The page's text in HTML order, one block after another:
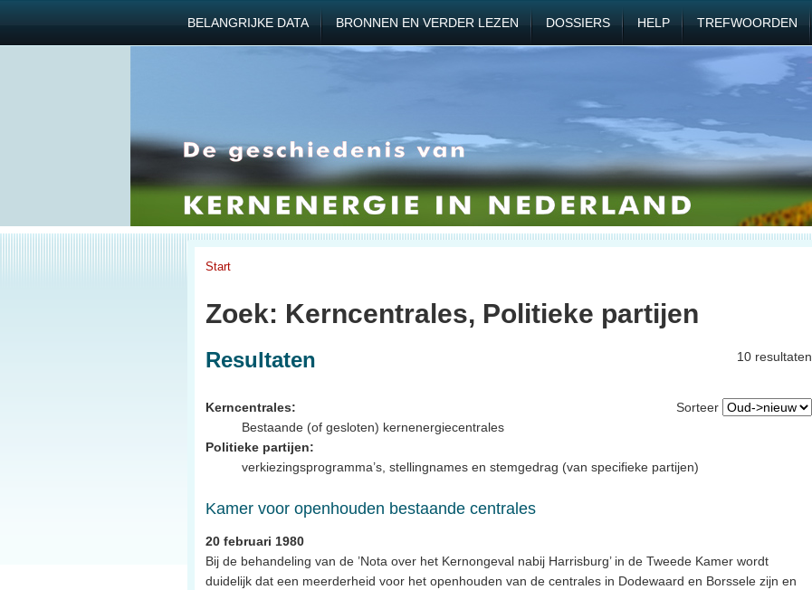
BELANGRIJKE DATA BRONNEN EN VERDER LEZEN DOSSIERS HELP TREFWOORDEN
Start
Zoek: Kerncentrales, Politieke partijen
10 resultaten
Resultaten
Sorteer
Kerncentrales:
Bestaande (of gesloten) kernenergiecentrales
Politieke partijen:
verkiezingsprogramma’s, stellingnames en stemgedrag (van specifieke partijen)
Kamer voor openhouden bestaande centrales
20 februari 1980
Bij de behandeling van de ’Nota over het Kernongeval nabij Harrisburg’ in de Tweede Kamer wordt
duidelijk dat een meerderheid voor het openhouden van de centrales in Dodewaard en Borssele zijn en